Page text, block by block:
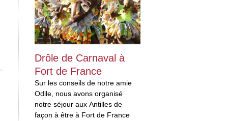
Drôle de Carnaval à
Fort de France
Sur les conseils de notre amie
Odile, nous avons organisé
notre séjour aux Antilles de
façon à être à Fort de France